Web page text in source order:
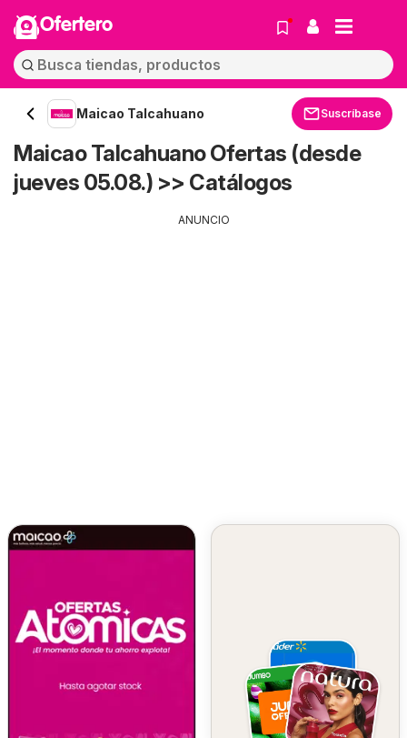
Ofertero
Maicao Talcahuano Suscríbase
Maicao Talcahuano Ofertas (desde
jueves 05.08.) >> Catálogos
ANUNCIO